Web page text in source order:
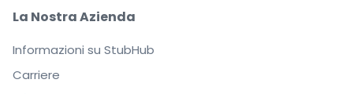
La Nostra Azienda
Informazioni su StubHub
Carriere